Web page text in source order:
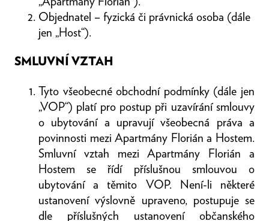
Objednatel – fyzická či právnická osoba (dále
jen „Host“).
SMLUVNÍ VZTAH
Tyto všeobecné obchodní podmínky (dále jen
„VOP“) platí pro postup při uzavírání smlouvy
o ubytování a upravují všeobecná práva a
povinnosti mezi Apartmány Florián a Hostem.
Smluvní vztah mezi Apartmány Florián a
Hostem se řídí příslušnou smlouvou o
ubytování a těmito VOP. Není-li některé
ustanovení výslovně upraveno, postupuje se
dle příslušných ustanovení občanského